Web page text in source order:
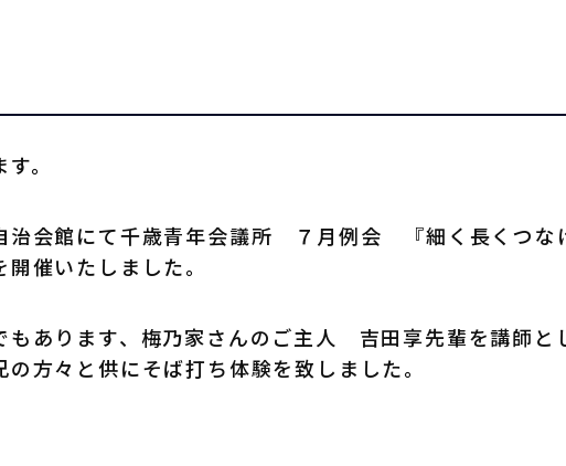
。
治会館にて千歳青年会議所 ７月例会 『細く長くつ
催いたしました。
もあります、梅乃家さんのご主人 吉田享先輩を講師と
方々と供にそば打ち体験を致しました。